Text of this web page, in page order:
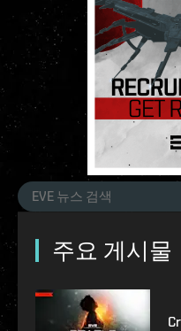
주요 게시물